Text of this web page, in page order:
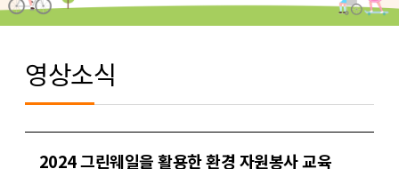
영상소식
2024 그린웨일을 활용한 환경 자원봉사 교육